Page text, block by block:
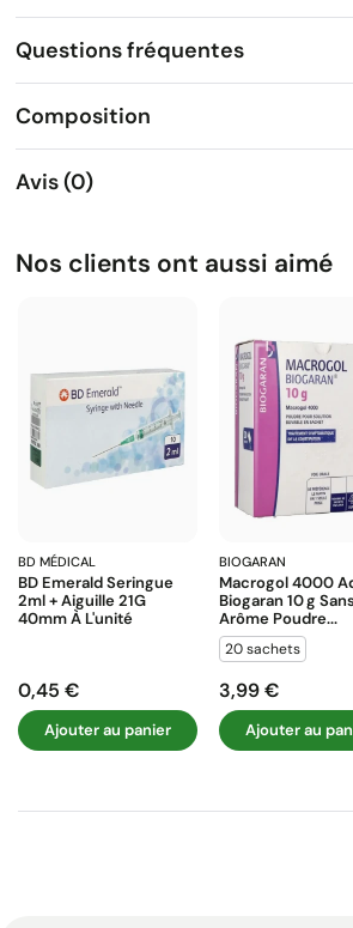
Questions fréquentes
Composition
Avis (0)
Nos clients ont aussi aimé
BD MÉDICAL
BD Emerald Seringue
2ml + Aiguille 21G
40mm À L'unité
Prix
0,45 €
Ajouter au panier
BIOGARAN
Macrogol 4000
Biogaran 10 G Sans
Arôme Poudre...
20 sachets
Prix
3,99 €
Ajouter au